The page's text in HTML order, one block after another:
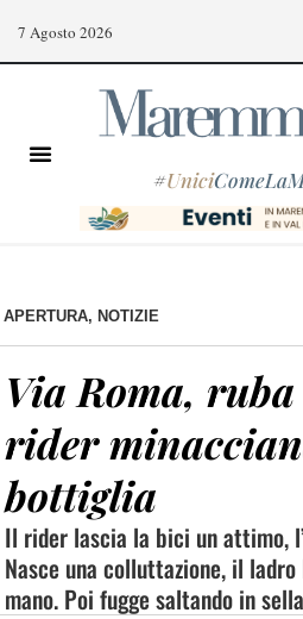
7 Agosto 2026
#Unici
APERTURA, NOTIZIE
Via Roma,
rider
bottiglia
Il rider lascia la bici un attimo,
Nasce una colluttazione, il
mano. Poi fugge saltando in